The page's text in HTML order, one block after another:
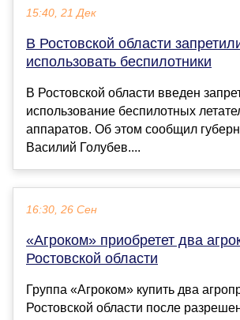
15:40, 21 Дек
В Ростовской области
использовать беспилотники
В Ростовской области введен
использование беспилотных
аппаратов. Об этом сообщил
Василий Голубев....
16:30, 26 Сен
«Агроком» приобретет два
Ростовской области
Группа «Агроком» купить два
Ростовской области после